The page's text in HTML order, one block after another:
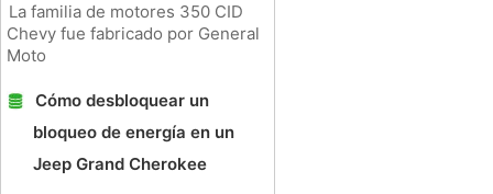
La familia de motores 350 CID
Chevy fue fabricado por General
Moto
Cómo desbloquear un
bloqueo de energía en un
Jeep Grand Cherokee